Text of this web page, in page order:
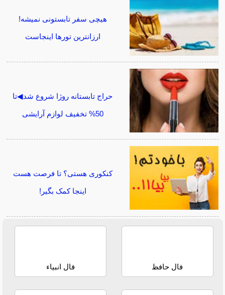
هیچی سفر تابستونی نمیشه!
ارزانترین تورها اینجاست
حراج تابستانه روژا شروع شد◀تا
50% تخفیف لوازم آرایشی
کنکوری هستی؟ تا فرصت هست
اینجا کمک بگیر!
فال حافظ فال انبیاء